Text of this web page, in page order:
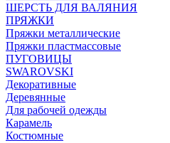
ШЕРСТЬ ДЛЯ ВАЛЯНИЯ
ПРЯЖКИ
Пряжки металлические
Пряжки пластмассовые
ПУГОВИЦЫ
SWAROVSKI
Декоративные
Деревянные
Для рабочей одежды
Карамель
Костюмные